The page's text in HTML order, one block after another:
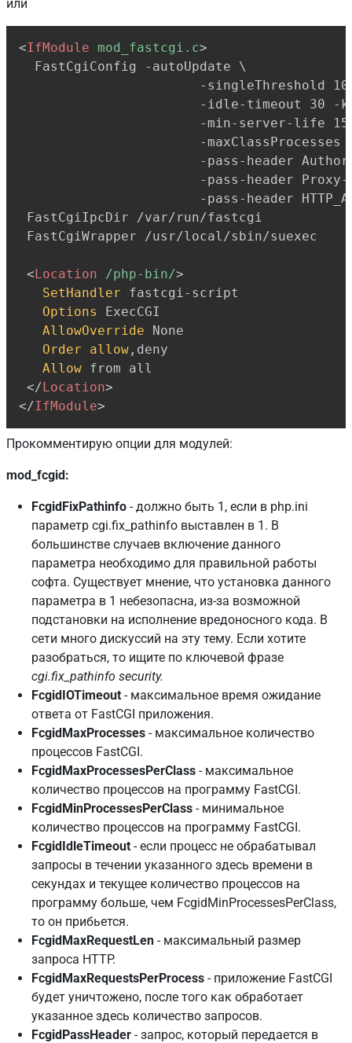
или
<IfModule mod_fastcgi.c>
  FastCgiConfig -autoUpdate \
-singleThreshold
-idle-timeout 30 -
-min-server-life
-maxClassProcesses
-pass-header
-pass-header
-pass-header
FastCgiIpcDir /var/run/fastcgi
FastCgiWrapper /usr/local/sbin/suexec
<Location /php-bin/>
SetHandler fastcgi-script
Options
ExecCGI
AllowOverride None
Order
allow ,deny
Allow from all
</Location>
</IfModule>
Прокомментирую опции для модулей:
mod_fcgid:
FcgidFixPathinfo - должно быть 1, если в php.ini
параметр cgi.fix_pathinfo выставлен в 1. В
большинстве случаев включение данного
параметра необходимо для правильной работы
софта. Существует мнение, что установка данного
параметра в 1 небезопасна, из-за возможной
подстановки на исполнение вредоносного кода. В
сети много дискуссий на эту тему. Если хотите
разобраться, то ищите по ключевой фразе
cgi.fix_pathinfo security.
FcgidIOTimeout - максимальное время ожидание
ответа от FastCGI приложения.
FcgidMaxProcesses - максимальное количество
процессов FastCGI.
FcgidMaxProcessesPerClass - максимальное
количество процессов на программу FastCGI.
FcgidMinProcessesPerClass - минимальное
количество процессов на программу FastCGI.
FcgidIdleTimeout - если процесс не обрабатывал
запросы в течении указанного здесь времени в
секундах и текущее количество процессов на
программу больше, чем FcgidMinProcessesPerClass,
то он прибьется.
FcgidMaxRequestLen - максимальный размер
запроса HTTP.
FcgidMaxRequestsPerProcess - приложение FastCGI
будет уничтожено, после того как обработает
указанное здесь количество запросов.
FcgidPassHeader - запрос, который передается в